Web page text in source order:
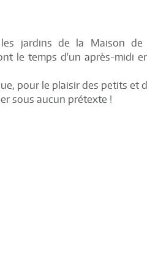
jardins de la Maison de
le temps d'un après-midi
pour le plaisir des petits et
sous aucun prétexte !